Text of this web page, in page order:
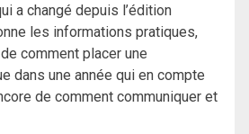
a changé depuis l’édition
les informations pratiques,
comment placer une
dans une année qui en compte
de comment communiquer et